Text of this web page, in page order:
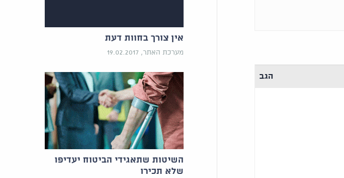
הגב
אין צורך בחוות דעת
מערכת האתר, 19.02.2017
השיטות שתאגידי הביטוח יעדיפו
שלא תכירו